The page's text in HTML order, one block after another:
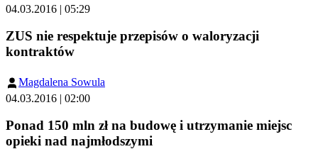
04.03.2016 | 05:29
ZUS nie respektuje przepisów o waloryzacji
kontraktów
Magdalena Sowula
04.03.2016 | 02:00
Ponad 150 mln zł na budowę i utrzymanie miejsc
opieki nad najmłodszymi